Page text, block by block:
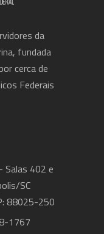
da
fundada
cerca de
Federais
Salas 402 e
SC
88025-250
1767